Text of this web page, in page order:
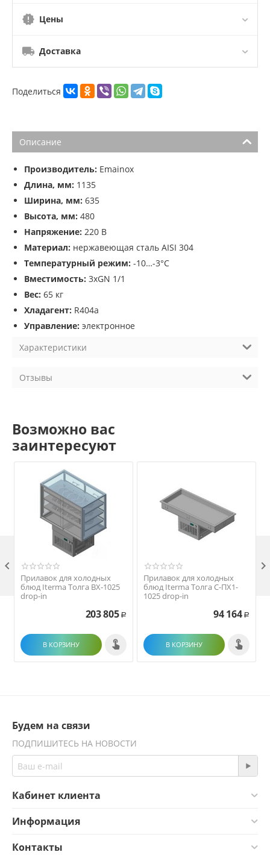
Цены
Доставка
Поделиться
Описание
Производитель: Emainox
Длина, мм: 1135
Ширина, мм: 635
Высота, мм: 480
Напряжение: 220 В
Материал: нержавеющая сталь AISI 304
Температурный режим: -10…-3°С
Вместимость: 3хGN 1/1
Вес: 65 кг
Хладагент: R404a
Управление: электронное
Характеристики
Отзывы
Возможно вас
заинтересуют
Прилавок для холодных
блюд Iterma Толга ВХ-1025
drop-in
203 805 Р
В КОРЗИНУ
Прилавок для холодных
блюд Iterma Толга С-ПХ1-
1025 drop-in
94 164 Р
В КОРЗИНУ
 
Будем на связи
ПОДПИШИТЕСЬ НА НОВОСТИ
Кабинет клиента
Информация
Контакты